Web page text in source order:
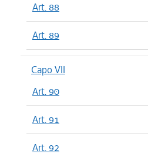
Art. 88
Art. 89
Capo VII
Art. 90
Art. 91
Art. 92